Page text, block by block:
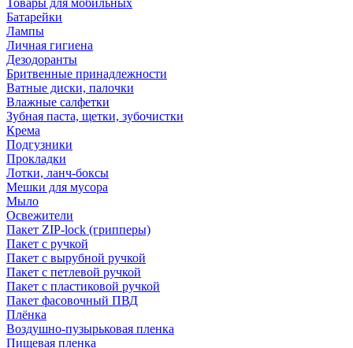
Товары для мобильных
Батарейки
Лампы
Личная гигиена
Дезодоранты
Бритвенные принадлежности
Ватные диски, палочки
Влажные салфетки
Зубная паста, щетки, зубочистки
Крема
Подгузники
Прокладки
Лотки, ланч-боксы
Мешки для мусора
Мыло
Освежители
Пакет ZIP-lock (грипперы)
Пакет с ручкой
Пакет с вырубной ручкой
Пакет с петлевой ручкой
Пакет с пластиковой ручкой
Пакет фасовочный ПВД
Плёнка
Воздушно-пузырьковая пленка
Пищевая пленка